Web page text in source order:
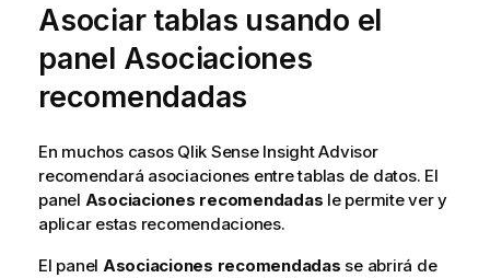
e
c
i
Asociar tablas usando el
panel Asociaciones
recomendadas
En muchos casos Qlik Sense Insight Advisor
recomendará asociaciones entre tablas de datos. El
panel Asociaciones recomendadas le permite ver y
aplicar estas recomendaciones.
El panel Asociaciones recomendadas se abrirá de